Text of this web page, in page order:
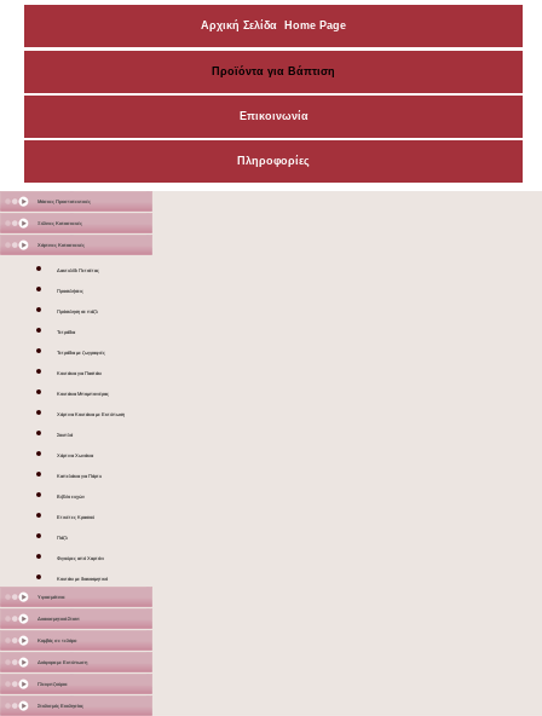
Αρχική Σελίδα Home Page
Προϊόντα για Βάπτιση
Επικοινωνία
Πληροφορίες
Μάσκες Προστατευτικές
Ξύλινες Κατασκευές
Χάρτινες Κατασκευές
Δακτυλίδι Πετσέτας
Προσκλήσεις
Πρόσκληση σε πάζλ
Τετράδια
Τετράδια με ζωγραφιές
Κουτάκια για Παστάκι
Κουτάκια Μπομπονιέρας
Χάρτινα Κουτάκια με Εκτύπωση
Σουπλά
Χάρτινα Χωνάκια
Καπελάκια για Πάρτυ
Βιβλίο ευχών
Ετικέτες Κρασιού
Πάζλ
Φιγούρες από Χαρτόνι
Κουτάκι με διακοσμητικό
Υφασμάτινα
Διακοσμητικά Σταντ
Καμβάς σε τελάρο
Διάφορα με Εκτύπωση
Γλειφιτζούρια
Στολισμός Εκκλησίας